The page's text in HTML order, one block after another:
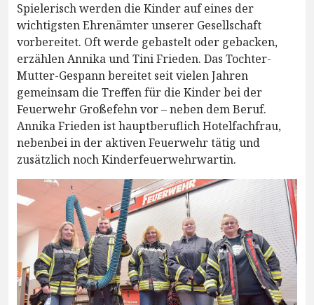
Spielerisch werden die Kinder auf eines der
wichtigsten Ehrenämter unserer Gesellschaft
vorbereitet. Oft werde gebastelt oder gebacken,
erzählen Annika und Tini Frieden. Das Tochter-
Mutter-Gespann bereitet seit vielen Jahren
gemeinsam die Treffen für die Kinder bei der
Feuerwehr Großefehn vor – neben dem Beruf.
Annika Frieden ist hauptberuflich Hotelfachfrau,
nebenbei in der aktiven Feuerwehr tätig und
zusätzlich noch Kinderfeuerwehrwartin.